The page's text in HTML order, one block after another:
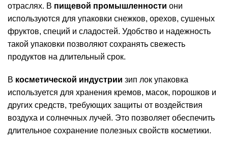
отраслях. В пищевой промышленности они
используются для упаковки снежков, орехов, сушеных
фруктов, специй и сладостей. Удобство и надежность
такой упаковки позволяют сохранять свежесть
продуктов на длительный срок.
В косметической индустрии зип лок упаковка
используется для хранения кремов, масок, порошков и
других средств, требующих защиты от воздействия
воздуха и солнечных лучей. Это позволяет обеспечить
длительное сохранение полезных свойств косметики.